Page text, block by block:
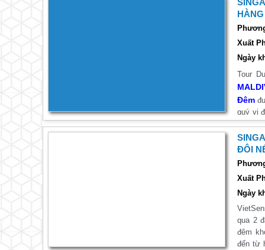
Xuất
Ngày
Tour
Đêm
quý vị
và cảm
ĐÔI
Xuất
Ngày
qua 2
đêm
đến từ